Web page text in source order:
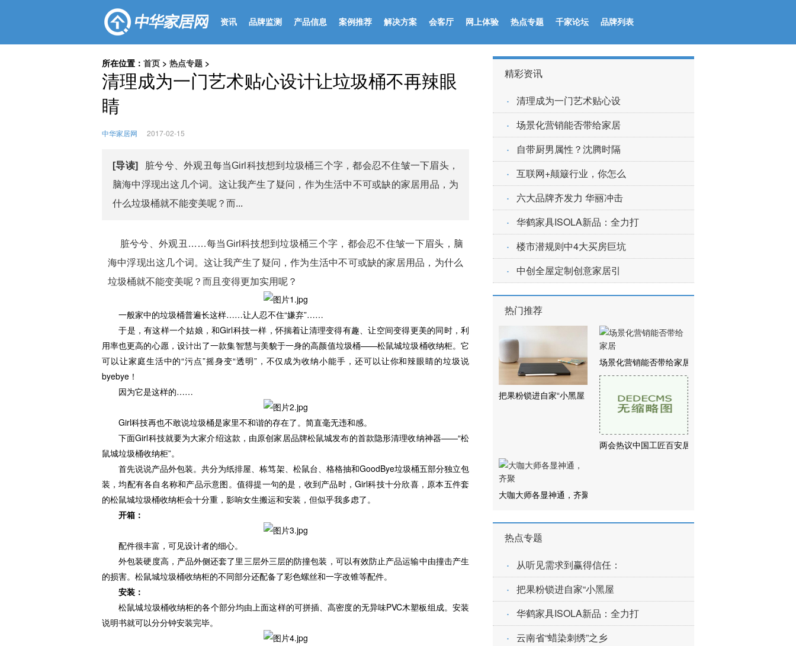
资讯 品牌监测 产品信息 案例推荐 解决方案 会客厅 网上体验 热点专题 千家论坛 品牌列表
所在位置： 首页 > 热点专题 >
清理成为一门艺术贴心设计让垃圾桶不再辣眼
睛
中华家居网 2017-02-15
[导读]
脏兮兮、外观丑每当Girl科技想到垃圾桶三个字，都会忍不住皱一下眉头，
脑海中浮现出这几个词。这让我产生了疑问，作为生活中不可或缺的家居用品，为
什么垃圾桶就不能变美呢？而...
脏兮兮、外观丑……每当Girl科技想到垃圾桶三个字，都会忍不住皱一下眉头，脑
海中浮现出这几个词。这让我产生了疑问，作为生活中不可或缺的家居用品，为什么
垃圾桶就不能变美呢？而且变得更加实用呢？
一般家中的垃圾桶普遍长这样……让人忍不住“嫌弃”……
于是，有这样一个姑娘，和Girl科技一样，怀揣着让清理变得有趣、让空间变得更美的同时，利
用率也更高的心愿，设计出了一款集智慧与美貌于一身的高颜值垃圾桶——松鼠城垃圾桶收纳柜。它
可以让家庭生活中的“污点”摇身变“透明”，不仅成为收纳小能手，还可以让你和辣眼睛的垃圾说
byebye！
因为它是这样的……
Girl科技再也不敢说垃圾桶是家里不和谐的存在了。简直毫无违和感。
下面Girl科技就要为大家介绍这款，由原创家居品牌松鼠城发布的首款隐形清理收纳神器——“松
鼠城垃圾桶收纳柜”。
首先说说产品外包装。共分为纸排屋、栋笃架、松鼠台、格格抽和GoodBye垃圾桶五部分独立包
装，均配有各自名称和产品示意图。值得提一句的是，收到产品时，Girl科技十分欣喜，原本五件套
的松鼠城垃圾桶收纳柜会十分重，影响女生搬运和安装，但似乎我多虑了。
开箱：
配件很丰富，可见设计者的细心。
外包装硬度高，产品外侧还套了里三层外三层的防撞包装，可以有效防止产品运输中由撞击产生
的损害。松鼠城垃圾桶收纳柜的不同部分还配备了彩色螺丝和一字改锥等配件。
安装：
松鼠城垃圾桶收纳柜的各个部分均由上面这样的可拼插、高密度的无异味PVC木塑板组成。安装
说明书就可以分分钟安装完毕。
精彩资讯
· 清理成为一门艺术贴心设
· 场景化营销能否带给家居
· 自带厨男属性？沈腾时隔
· 互联网+颠簸行业，你怎么
· 六大品牌齐发力 华丽冲击
· 华鹤家具ISOLA新品：全力打
· 楼市潜规则中4大买房巨坑
· 中创全屋定制创意家居引
热门推荐
把果粉锁进自家“小黑屋
场景化营销能否带给家居
两会热议中国工匠百安居
大咖大师各显神通，齐聚
热点专题
· 从听见需求到赢得信任：
· 把果粉锁进自家“小黑屋
· 华鹤家具ISOLA新品：全力打
· 云南省“蜡染刺绣”之乡